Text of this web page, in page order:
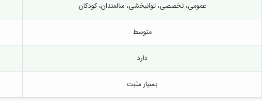
عمومی، تخصصی، توانبخشی، سالمندان، کودکان
متوسط
دارد
بسیار مثبت